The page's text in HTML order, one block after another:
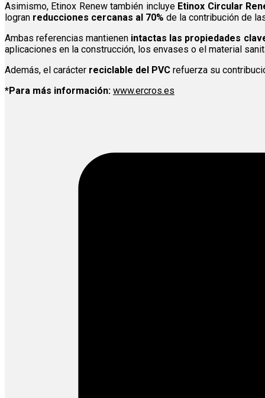
Asimismo, Etinox Renew también incluye Etinox Circular
logran reducciones cercanas al 70% de la contribución de
Ambas referencias mantienen intactas las propiedades
aplicaciones en la construcción, los envases o el material
Además, el carácter reciclable del PVC refuerza su
*Para más información: www.ercros.es